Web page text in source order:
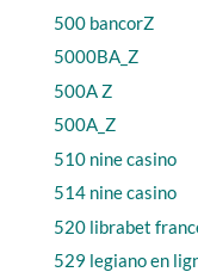
500 bancorZ
5000BA_Z
500A Z
500A_Z
510 nine casino
514 nine casino
520 librabet
529 legiano en